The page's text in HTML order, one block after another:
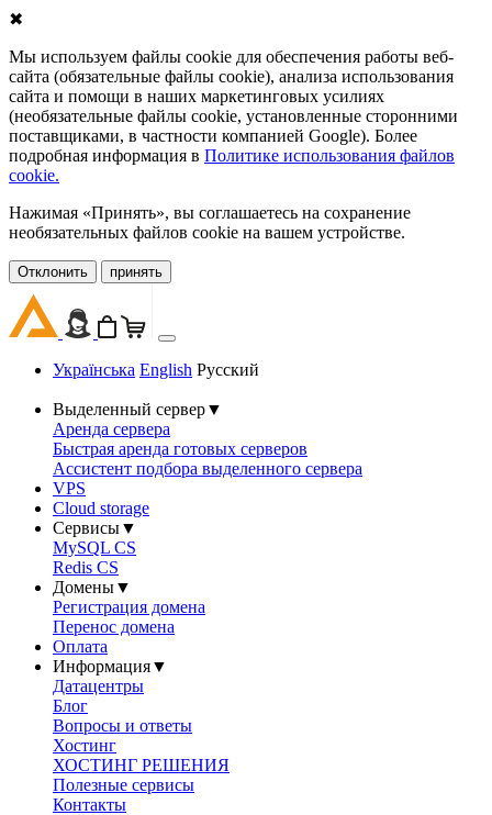
✖
Мы используем файлы cookie для обеспечения работы веб-
сайта (обязательные файлы cookie), анализа использования
сайта и помощи в наших маркетинговых усилиях
(необязательные файлы cookie, установленные сторонними
поставщиками, в частности компанией Google). Более
подробная информация в Политике использования файлов
cookie.
Нажимая «Принять», вы соглашаетесь на сохранение
необязательных файлов cookie на вашем устройстве.
Oтклонить принять
Українська English Русский
Выделенный сервер▼
Аренда сервера
Быстрая аренда готовых серверов
Ассистент подбора выделенного сервера
VPS
Cloud storage
Сервисы▼
MySQL CS
Redis CS
Домены▼
Регистрация домена
Перенос домена
Оплата
Информация▼
Датацентры
Блог
Вопросы и ответы
Хостинг
ХОСТИНГ РЕШЕНИЯ
Полезные сервисы
Контакты